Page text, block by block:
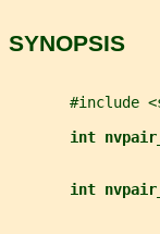
SYNOPSIS
#include
int
int